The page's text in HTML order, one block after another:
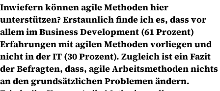
Inwiefern können agile Methoden hier
unterstützen? Erstaunlich finde ich es, dass vor
allem im Business Development (61 Prozent)
Erfahrungen mit agilen Methoden vorliegen und
nicht in der IT (30 Prozent). Zugleich ist ein Fazit
der Befragten, dass, agile Arbeitsmethoden nichts
an den grundsätzlichen Problemen ändern.